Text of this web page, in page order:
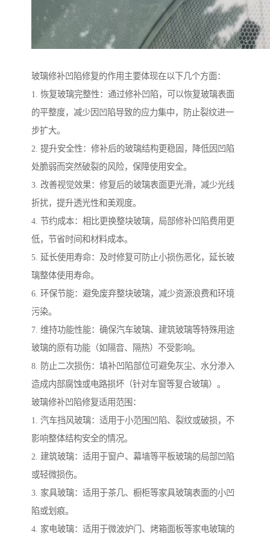
玻璃修补凹陷修复的作用主要体现在以下几个方面：
1. 恢复玻璃完整性：通过修补凹陷，可以恢复玻璃表面
的平整度，减少因凹陷导致的应力集中，防止裂纹进一
步扩大。
2. 提升安全性：修补后的玻璃结构更稳固，降低因凹陷
处脆弱而突然破裂的风险，保障使用安全。
3. 改善视觉效果：修复后的玻璃表面更光滑，减少光线
折扰，提升透光性和美观度。
4. 节约成本：相比更换整块玻璃，局部修补凹陷费用更
低，节省时间和材料成本。
5. 延长使用寿命：及时修复可防止小损伤恶化，延长玻
璃整体使用寿命。
6. 环保节能：避免废弃整块玻璃，减少资源浪费和环境
污染。
7. 维持功能性能：确保汽车玻璃、建筑玻璃等特殊用途
玻璃的原有功能（如隔音、隔热）不受影响。
8. 防止二次损伤：填补凹陷部位可避免灰尘、水分渗入
造成内部腐蚀或电路损坏（针对车窗等复合玻璃）。
玻璃修补凹陷修复适用范围：
1. 汽车挡风玻璃：适用于小范围凹陷、裂纹或破损，不
影响整体结构安全的情况。
2. 建筑玻璃：适用于窗户、幕墙等平板玻璃的局部凹陷
或轻微损伤。
3. 家具玻璃：适用于茶几、橱柜等家具玻璃表面的小凹
陷或划痕。
4. 家电玻璃：适用于微波炉门、烤箱面板等家电玻璃的